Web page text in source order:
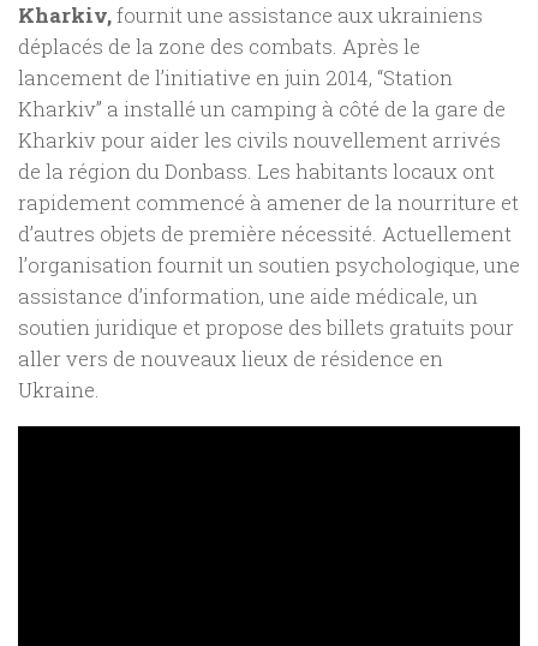
Kharkiv,fournit une assistance aux ukrainiens
déplacés de la zone des combats. Après le
lancement de l’initiative en juin 2014, “Station
Kharkiv” a installé un camping à côté de la gare de
Kharkiv pour aider les civils nouvellement arrivés
de la région du Donbass. Les habitants locaux ont
rapidement commencé à amener de la nourriture et
d’autres objets de première nécessité. Actuellement
l’organisation fournit un soutien psychologique, une
assistance d’information, une aide médicale, un
soutien juridique et propose des billets gratuits pour
aller vers de nouveaux lieux de résidence en
Ukraine.